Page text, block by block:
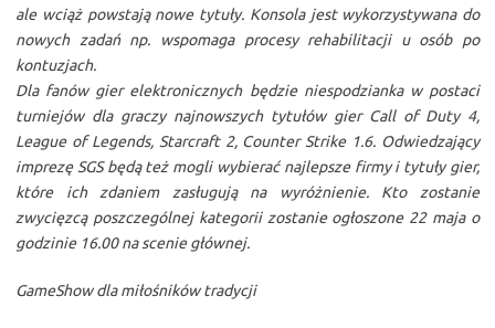
ale wciąż powstają nowe tytuły. Konsola jest wykorzystywana do
nowych zadań np. wspomaga procesy rehabilitacji u osób po
kontuzjach.
Dla fanów gier elektronicznych będzie niespodzianka w postaci
turniejów dla graczy najnowszych tytułów gier Call of Duty 4,
League of Legends, Starcraft 2, Counter Strike 1.6. Odwiedzający
imprezę SGS będą też mogli wybierać najlepsze firmy i tytuły gier,
które ich zdaniem zasługują na wyróżnienie. Kto zostanie
zwycięzcą poszczególnej kategorii zostanie ogłoszone 22 maja o
godzinie 16.00 na scenie głównej.
GameShow dla miłośników tradycji